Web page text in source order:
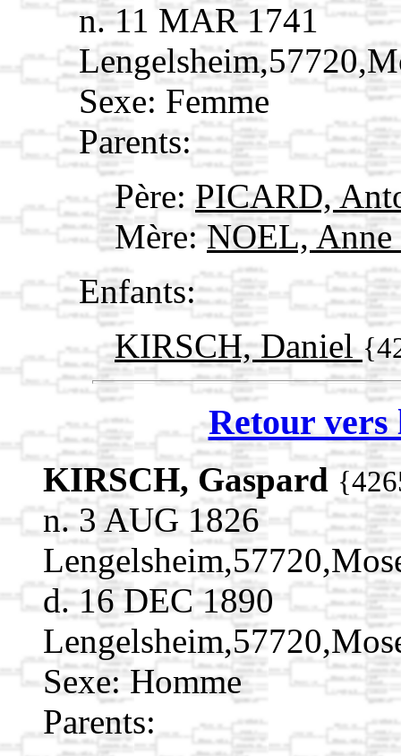
n. 11 MAR 1741
Sexe: Femme
Parents:
Père: PICARD,
Mère:NOEL,
Enfants:
KIRSCH, Daniel
Retour vers
KIRSCH, Gaspard
n. 3 AUG 1826
d. 16 DEC 1890
Sexe: Homme
Parents: